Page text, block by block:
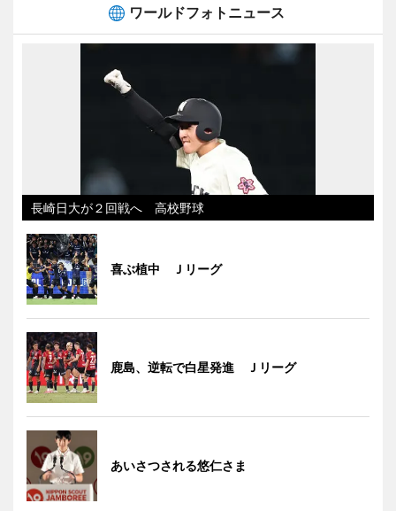
ワールドフォトニュース
長崎日大が２回戦へ 高校野球
喜ぶ植中 Ｊリーグ
鹿島、逆転で白星発進 Ｊリーグ
あいさつされる悠仁さま